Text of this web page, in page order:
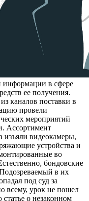
информации в сфере
ее получения.
каналов поставки в
провели
мероприятий
Ассортимент
изъяли видеокамеры,
устройства и
во
бондовские
в их
под суд за
всему, урок не пошел
о незаконном